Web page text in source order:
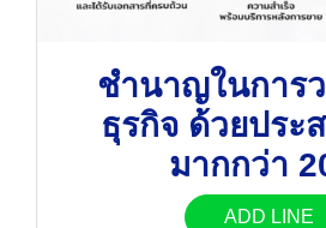
ชำนาญในการ
ธุรกิจ ด้วยประ
มากกว่า
ADD LINE